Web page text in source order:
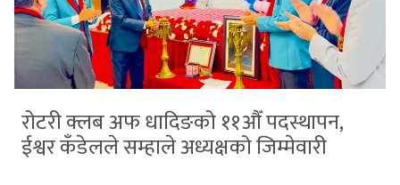
रोटरी क्लब अफ धादिङको ११औँ पदस्थापन,
ईश्वर कँडेलले सम्हाले अध्यक्षको जिम्मेवारी